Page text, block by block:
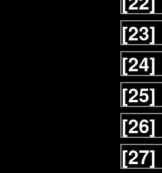
[23]
[24]
[25]
[26]
[27]